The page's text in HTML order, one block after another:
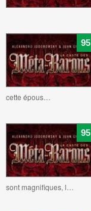
95
cette épous…
95
sont magnifiques, l…